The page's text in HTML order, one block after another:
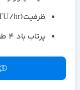
ظرفیت(BTU/hr):9000
پرتاب باد ۴ طرفه